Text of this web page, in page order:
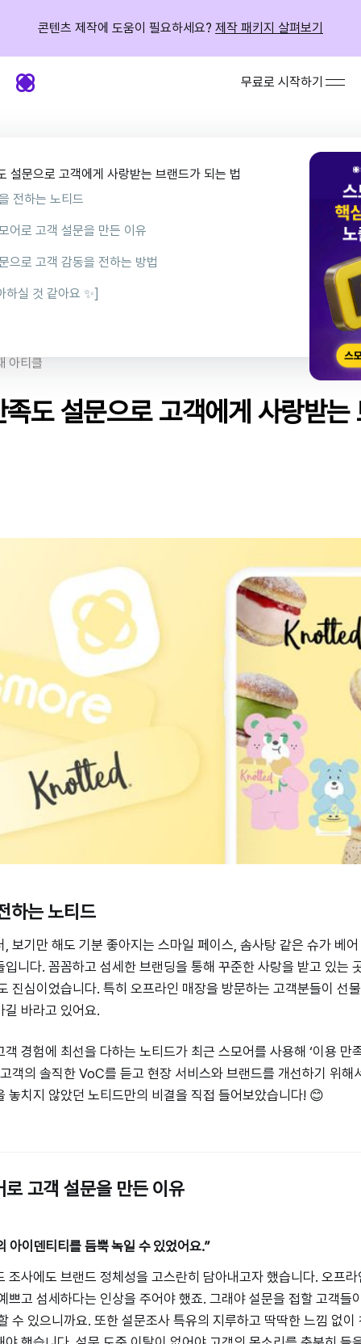
콘텐츠 제작에 도움이 필요하세요? 제작 패키지 살펴보기
무료로 시작하기
설문으로 고객에게 사랑받는 브랜드가 되는 법
전하는 노티드
어로 고객 설문을 만든 이유
티드만의 아이덴티티를 듬뿍 녹일 수 있었어요.”
으로 고객 감동을 전하는 방법
본 기능만으로 쉽고 빠르게 설문 내용 구성하기
하실 것 같아요 ✨]
아티클
도 설문으로 고객에게 사랑받는
하는 노티드
, 보기만 해도 기분 좋아지는 스마일 페이스, 솜사탕 같은 슈가 베
입니다. 꼼꼼하고 섬세한 브랜딩을 통해 꾸준한 사랑을 받고 있는
진심이었습니다. 특히 오프라인 매장을 방문하는 고객분들이 선
길 바라고 있어요.
경험에 최선을 다하는 노티드가 최근 스모어를 사용해 ‘이용 만
객의 솔직한 VoC를 듣고 현장 서비스와 브랜드를 개선하기 위해
놓치지 않았던 노티드만의 비결을 직접 들어보았습니다! 😊
로 고객 설문을 만든 이유
아이덴티티를 듬뿍 녹일 수 있었어요.”
조사에도 브랜드 정체성을 고스란히 담아내고자 했습니다. 오프
쁘고 섬세하다는 인상을 주어야 했죠. 그래야 설문을 접할 고객들
수 있으니까요. 또한 설문조사 특유의 지루하고 딱딱한 느낌 없이